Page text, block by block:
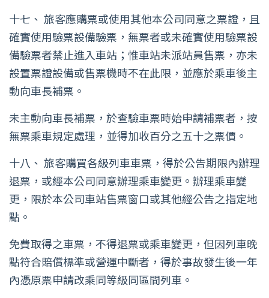
十七、 旅客應購票或使用其他本公司同意之票證，且
確實使用驗票設備驗票，無票者或未確實使用驗票設
備驗票者禁止進入車站；惟車站未派站員售票，亦未
設置票證設備或售票機時不在此限，並應於乘車後主
動向車長補票。
未主動向車長補票，於查驗車票時始申請補票者，按
無票乘車規定處理，並得加收百分之五十之票價。
十八、 旅客購買各級列車車票，得於公告期限內辦理
退票，或經本公司同意辦理乘車變更。辦理乘車變
更，限於本公司車站售票窗口或其他經公告之指定地
點。
免費取得之車票，不得退票或乘車變更，但因列車晚
點符合賠償標準或營運中斷者，得於事故發生後一年
內憑原票申請改乘同等級同區間列車。